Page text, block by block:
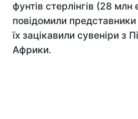
фунтів стерлінгів (28 млн
повідомили
їх зацікавили сувеніри з
Африки.